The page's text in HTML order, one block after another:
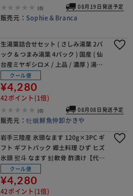
(0) 08月19日発送予定
販売元： Sophie＆Branca
生湯葉詰合せセット ( さしみ湯葉 2パ
ック & つまみ湯葉 4パック ) 国産 ( 仙
台産ミヤギシロメ / 上品 / 濃厚 ) 湯葉 (
贈り物/ギフト/お歳暮/お中元 ) 通販 ギ
フト
クール便
¥4,280
42ポイント(1倍)
(0) 08月08日発送予定
販売元：牡蠣鮮魚仲卸かきや
岩手三陸産 氷頭なます 120g×3PC ギ
フト ギフトパック 郷土料理 ひず ヒズ
氷頭 熨斗 なます 鮭軟骨 酢漬け【代引
き不可】
クール便
¥4,280
42ポイント(1倍)